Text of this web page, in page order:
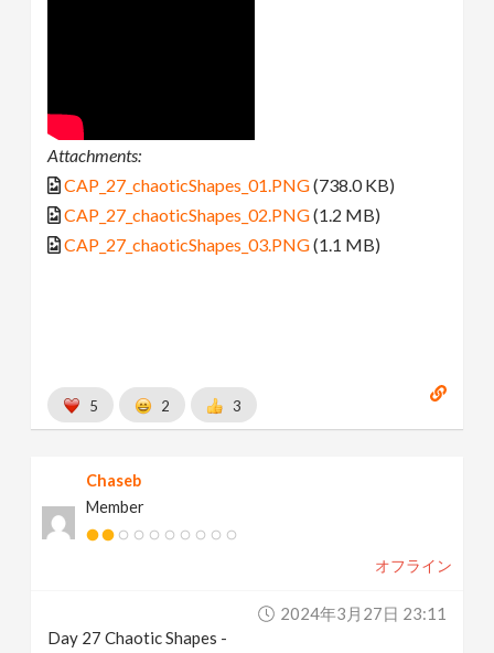
Attachments:
CAP_27_chaoticShapes_01.PNG(738.0 KB)
CAP_27_chaoticShapes_02.PNG(1.2 MB)
CAP_27_chaoticShapes_03.PNG(1.1 MB)
5 2 3
Chaseb
Member
オフライン
2024年3月27日 23:11
Day 27 Chaotic Shapes -